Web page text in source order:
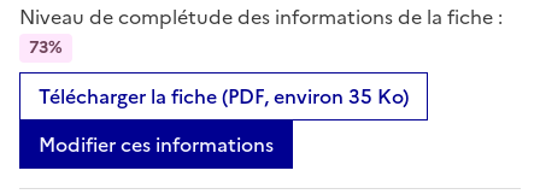
Niveau de complétude des informations de la fiche :
73%
Télécharger la fiche (PDF, environ 35 Ko)
Modifier ces informations